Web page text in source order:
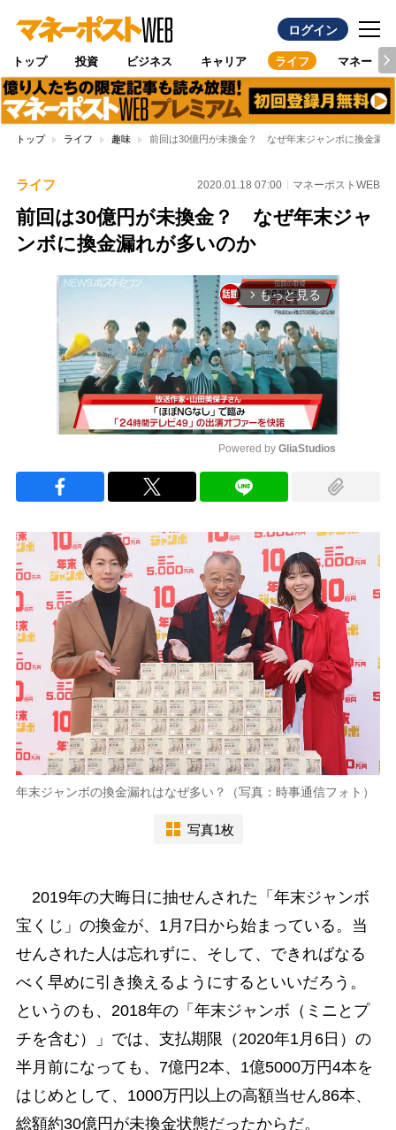
ログイン
トップ 投資 ビジネス キャリア ライフ マネー
トップ ライフ 趣味 前回は30億円が未換金？ なぜ年末ジャンボに換金漏れ
ライフ 2020.01.18 07:00 マネーポストWEB
前回は30億円が未換金？ なぜ年末ジャ
ンボに換金漏れが多いのか
arrow_forward_ios もっと見る
Powered by GliaStudios
年末ジャンボの換金漏れはなぜ多い？（写真：時事通信フォト）
写真1枚
2019年の大晦日に抽せんされた「年末ジャンボ
宝くじ」の換金が、1月7日から始まっている。当
せんされた人は忘れずに、そして、できればなる
べく早めに引き換えるようにするといいだろう。
というのも、2018年の「年末ジャンボ（ミニとプ
チを含む）」では、支払期限（2020年1月6日）の
半月前になっても、7億円2本、1億5000万円4本を
はじめとして、1000万円以上の高額当せん86本、
総額約30億円が未換金状態だったからだ。